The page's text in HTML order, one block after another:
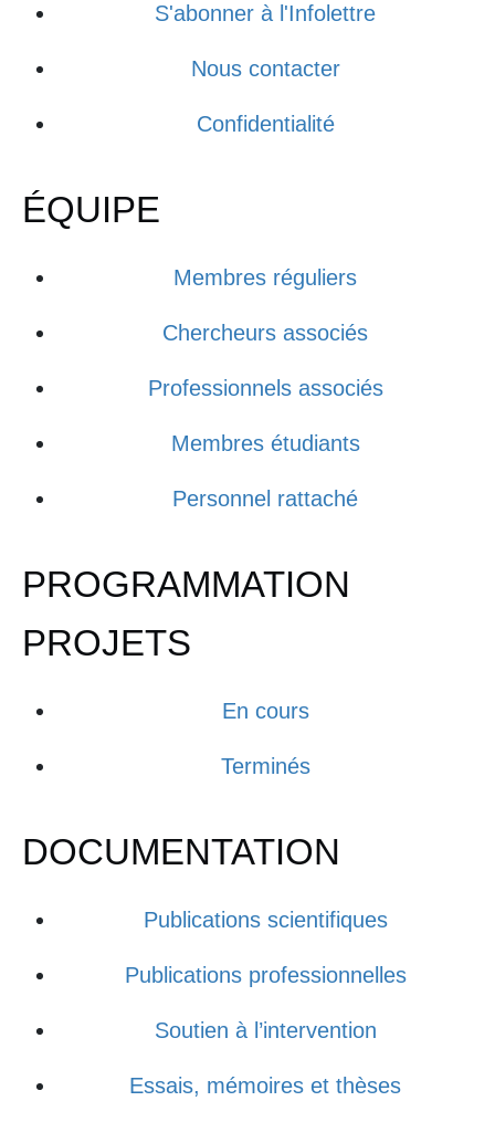
S'abonner à l'Infolettre
Nous contacter
Confidentialité
ÉQUIPE
Membres réguliers
Chercheurs associés
Professionnels associés
Membres étudiants
Personnel rattaché
PROGRAMMATION
PROJETS
En cours
Terminés
DOCUMENTATION
Publications scientifiques
Publications professionnelles
Soutien à l’intervention
Essais, mémoires et thèses